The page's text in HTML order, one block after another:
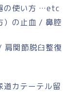
の使い方 …etc
）の止血 / 鼻腔
肩関節脱臼整復
道カテーテル留